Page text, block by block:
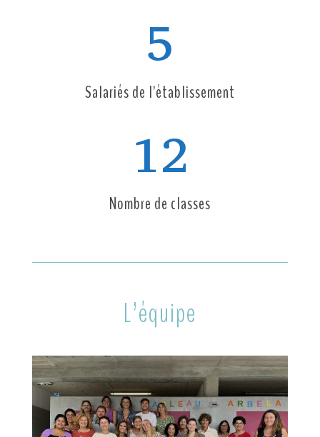
5
Salariés de l'établissement
12
Nombre de classes
L’équipe